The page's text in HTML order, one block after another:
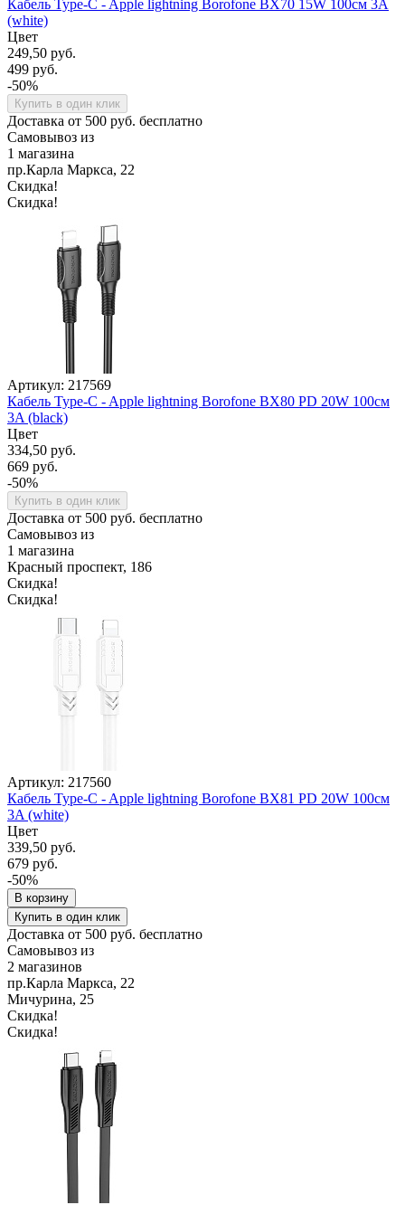
Кабель Type-C - Apple lightning Borofone BX70 15W 100см 3A
(white)
Цвет
249,50 руб.
499 руб.
-50%
Купить в один клик
Доставка от 500 руб. бесплатно
Самовывоз из
1 магазина
пр.Карла Маркса, 22
Скидка!
Скидка!
Артикул: 217569
Кабель Type-C - Apple lightning Borofone BX80 PD 20W 100см
3A (black)
Цвет
334,50 руб.
669 руб.
-50%
Купить в один клик
Доставка от 500 руб. бесплатно
Самовывоз из
1 магазина
Красный проспект, 186
Скидка!
Скидка!
Артикул: 217560
Кабель Type-C - Apple lightning Borofone BX81 PD 20W 100см
3A (white)
Цвет
339,50 руб.
679 руб.
-50%
В корзину
Купить в один клик
Доставка от 500 руб. бесплатно
Самовывоз из
2 магазинов
пр.Карла Маркса, 22
Мичурина, 25
Скидка!
Скидка!